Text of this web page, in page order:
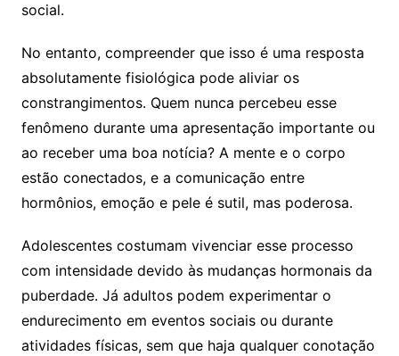
social.
No entanto, compreender que isso é uma resposta
absolutamente fisiológica pode aliviar os
constrangimentos. Quem nunca percebeu esse
fenômeno durante uma apresentação importante ou
ao receber uma boa notícia? A mente e o corpo
estão conectados, e a comunicação entre
hormônios, emoção e pele é sutil, mas poderosa.
Adolescentes costumam vivenciar esse processo
com intensidade devido às mudanças hormonais da
puberdade. Já adultos podem experimentar o
endurecimento em eventos sociais ou durante
atividades físicas, sem que haja qualquer conotação